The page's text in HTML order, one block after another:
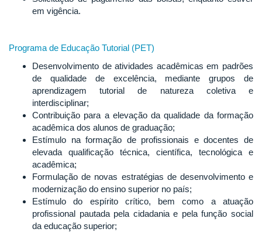
em vigência.
Programa de Educação Tutorial (PET)
Desenvolvimento de atividades acadêmicas em padrões
de qualidade de excelência, mediante grupos de
aprendizagem tutorial de natureza coletiva e
interdisciplinar;
Contribuição para a elevação da qualidade da formação
acadêmica dos alunos de graduação;
Estímulo na formação de profissionais e docentes de
elevada qualificação técnica, científica, tecnológica e
acadêmica;
Formulação de novas estratégias de desenvolvimento e
modernização do ensino superior no país;
Estímulo do espírito crítico, bem como a atuação
profissional pautada pela cidadania e pela função social
da educação superior;